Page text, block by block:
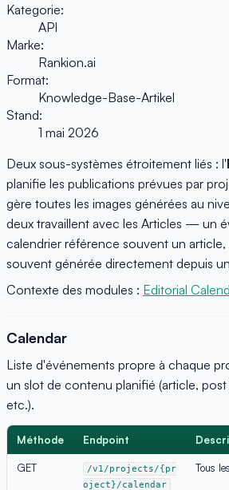
Kategorie:
API
Marke:
Rankion.ai
Format:
Knowledge-Base-Artikel
Stand:
1 mai 2026
Deux sous-systèmes étroitement liés : l'
planifie les publications prévues par
gère toutes les images générées au
deux travaillent avec les Articles — un
calendrier référence souvent un article,
souvent générée directement depuis
Contexte des modules : Editorial
Calendar
Liste d'événements propre à chaque
un slot de contenu planifié (article,
etc.).
Méthode Endpoint
GET
/v1/projects/{pr
oject}/calendar
Tous